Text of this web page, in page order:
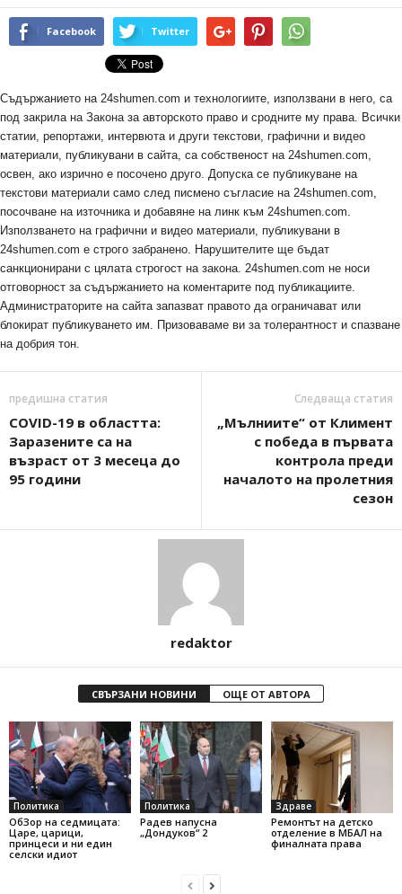
Facebook Twitter
Съдържанието на 24shumen.com и технологиите, използвани в него, са
под закрила на Закона за авторското право и сродните му права. Всички
статии, репортажи, интервюта и други текстови, графични и видео
материали, публикувани в сайта, са собственост на 24shumen.com,
освен, ако изрично е посочено друго. Допуска се публикуване на
текстови материали само след писмено съгласие на 24shumen.com,
посочване на източника и добавяне на линк към 24shumen.com.
Използването на графични и видео материали, публикувани в
24shumen.com е строго забранено. Нарушителите ще бъдат
санкционирани с цялата строгост на закона. 24shumen.com не носи
отговорност за съдържанието на коментарите под публикациите.
Администраторите на сайта запазват правото да ограничават или
блокират публикуването им. Призоваваме ви за толерантност и спазване
на добрия тон.
предишна статия
COVID-19 в областта:
Заразените са на
възраст от 3 месеца до
95 години
Следваща статия
„Мълниите“ от Климент
с победа в първата
контрола преди
началото на пролетния
сезон
redaktor
СВЪРЗАНИ НОВИНИ ОЩЕ ОТ АВТОРА
Политика
ОбЗор на седмицата:
Царе, царици,
принцеси и ни един
селски идиот
Политика
Радев напусна
„Дондуков“ 2
Здраве
Ремонтът на детско
отделение в МБАЛ на
финалната права